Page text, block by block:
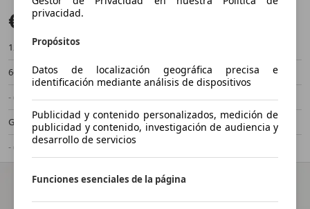
€ 8.319
126.482 km
66 kW (90 CV)
Ocasión
- (Propietarios)
Manual
Gas licuado (GLP)
4,7 l/100 km (mixto)
- (g/km)
privacidad.
Propósitos
Datos de localización geográfica precisa e
identificación mediante análisis de dispositivos
Publicidad y contenido personalizados, medición de
publicidad y contenido, investigación de audiencia y
desarrollo de servicios
Funciones esenciales de la página